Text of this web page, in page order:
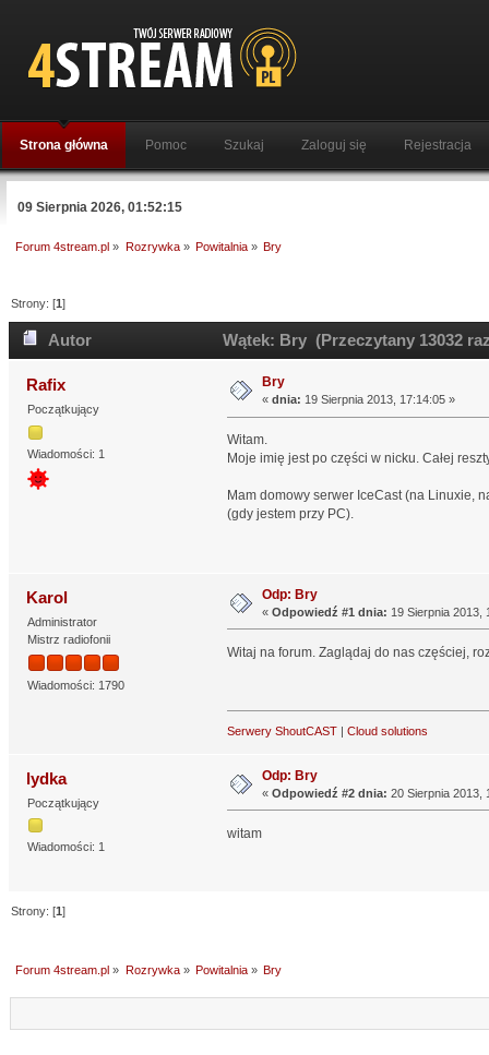
Strona główna Pomoc Szukaj Zaloguj się Rejestracja
09 Sierpnia 2026, 01:52:15
Forum 4stream.pl » Rozrywka» Powitalnia» Bry
Strony: [1]
Autor Wątek: Bry (Przeczytany 13032
Rafix
Początkujący
Wiadomości: 1
Bry
« dnia: 19 Sierpnia 2013, 17:14:05 »
Witam.
Moje imię jest po części w nicku. Całej
Mam domowy serwer IceCast (na Linuxie,
(gdy jestem przy PC).
Karol
Administrator
Mistrz radiofonii
Wiadomości: 1790
Odp: Bry
« Odpowiedź #1 dnia: 19 Sierpnia 2013,
Witaj na forum. Zaglądaj do nas częściej,
Serwery ShoutCAST| Cloud solutions
lydka
Początkujący
Wiadomości: 1
Odp: Bry
« Odpowiedź #2 dnia: 20 Sierpnia 2013,
witam
Strony: [1]
Forum 4stream.pl » Rozrywka» Powitalnia» Bry